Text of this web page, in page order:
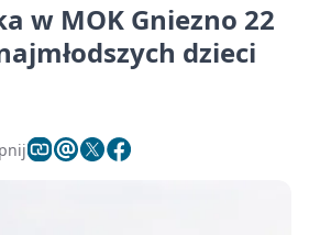
w MOK Gniezno 22
dzieci